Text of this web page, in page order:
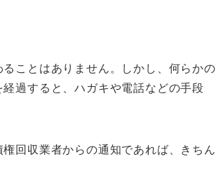
ことはありません。しかし、何らかの
過すると、ハガキや電話などの手段
回収業者からの通知であれば、きちん